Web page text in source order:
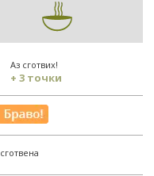
Аз сготвих!
+ 3 точки
сготвена